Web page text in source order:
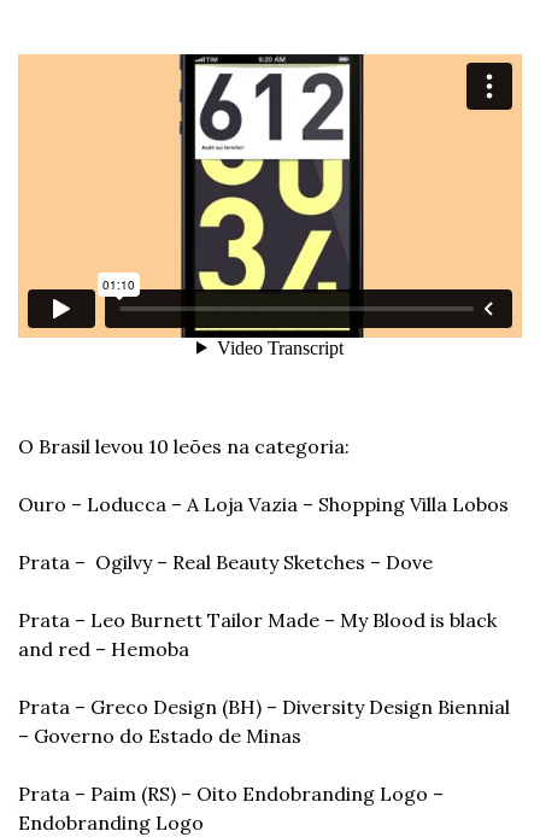
O Brasil levou 10 leões na categoria:
Ouro – Loducca – A Loja Vazia – Shopping Villa Lobos
Prata –  Ogilvy – Real Beauty Sketches – Dove
Prata – Leo Burnett Tailor Made – My Blood is black
and red – Hemoba
Prata – Greco Design (BH) – Diversity Design Biennial
– Governo do Estado de Minas
Prata – Paim (RS) – Oito Endobranding Logo –
Endobranding Logo